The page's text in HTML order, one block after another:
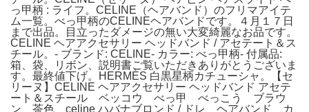
っ甲柄 : ライフ。CELINE（ヘアバンド）のフリマアイテ
ム一覧。べっ甲柄のCELINEヘアバンドです。４月１７日
まで出品。目立ったダメージの無い大変綺麗なお品です。
CELINE ヘアアクセサリー ヘッドバンド / アセテート＆ス
チール。- ブランド: CELINE- カラー: べっ甲柄- 付属品:
箱、袋、リボン、説明書ご覧いただきありがとうございま
す。最終値下げ。HERMÈS 白黒星柄カチューシャ。【セ
リーヌ】CELINE ヘアアクセサリー ヘッドバンド アセテ
ート＆スチール ベッコウ べっ甲 べっこう ブラウ
ン 茶色 celine ハバナブロンド / ドレ ヘアバンド カ